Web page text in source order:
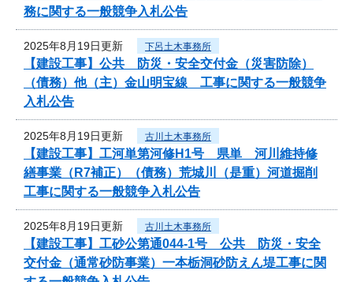
務に関する一般競争入札公告
2025年8月19日更新 下呂土木事務所
【建設工事】公共 防災・安全交付金（災害防除）
（債務）他（主）金山明宝線 工事に関する一般競争
入札公告
2025年8月19日更新 古川土木事務所
【建設工事】工河単第河修H1号 県単 河川維持修
繕事業（R7補正）（債務）荒城川（是重）河道掘削
工事に関する一般競争入札公告
2025年8月19日更新 古川土木事務所
【建設工事】工砂公第通044-1号 公共 防災・安全
交付金（通常砂防事業）一本栃洞砂防えん堤工事に関